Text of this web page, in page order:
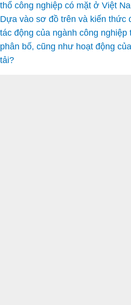
thổ công nghiệp có mặt ở Việt
Dựa vào sơ đồ trên và kiến thức
tác động của ngành công
phân bố, cũng như hoạt động
tải?